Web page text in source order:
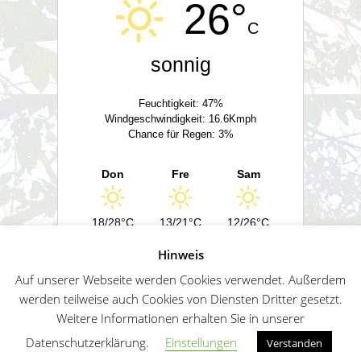
26°C
sonnig
Feuchtigkeit: 47%
Windgeschwindigkeit: 16.6Kmph
Chance für Regen: 3%
Don
18/28°C
Fre
13/21°C
Sam
12/26°C
Impressum Datenschutz Sitemap German
Hinweis
Auf unserer Webseite werden Cookies verwendet. Außerdem
werden teilweise auch Cookies von Diensten Dritter gesetzt.
Weitere Informationen erhalten Sie in unserer
Datenschutzerklärung.
Einstellungen Verstanden